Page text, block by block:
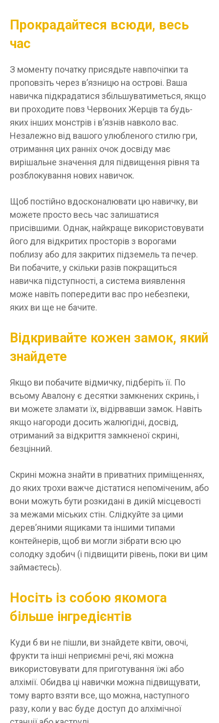
Прокрадайтеся всюди, весь
час
З моменту початку присядьте навпочіпки та
проповзіть через в’язницю на острові. Ваша
навичка підкрадатися збільшуватиметься, якщо
ви проходите повз Червоних Жерців та будь-
яких інших монстрів і в’язнів навколо вас.
Незалежно від вашого улюбленого стилю гри,
отримання цих ранніх очок досвіду має
вирішальне значення для підвищення рівня та
розблокування нових навичок.
Щоб постійно вдосконалювати цю навичку, ви
можете просто весь час залишатися
присівшими. Однак, найкраще використовувати
його для відкритих просторів з ворогами
поблизу або для закритих підземель та печер.
Ви побачите, у скільки разів покращиться
навичка підступності, а система виявлення
може навіть попередити вас про небезпеки,
яких ви ще не бачите.
Відкривайте кожен замок, який
знайдете
Якщо ви побачите відмичку, підберіть її. По
всьому Авалону є десятки замкнених скринь, і
ви можете зламати їх, відірвавши замок. Навіть
якщо нагороди досить жалюгідні, досвід,
отриманий за відкриття замкненої скрині,
безцінний.
Скрині можна знайти в приватних приміщеннях,
до яких трохи важче дістатися непоміченим, або
вони можуть бути розкидані в дикій місцевості
за межами міських стін. Слідкуйте за цими
дерев’яними ящиками та іншими типами
контейнерів, щоб ви могли зібрати всю цю
солодку здобич (і підвищити рівень, поки ви цим
займаєтесь).
Носіть із собою якомога
більше інгредієнтів
Куди б ви не пішли, ви знайдете квіти, овочі,
фрукти та інші неприємні речі, які можна
використовувати для приготування їжі або
алхімії. Обидва ці навички можна підвищувати,
тому варто взяти все, що можна, наступного
разу, коли у вас буде доступ до алхімічної